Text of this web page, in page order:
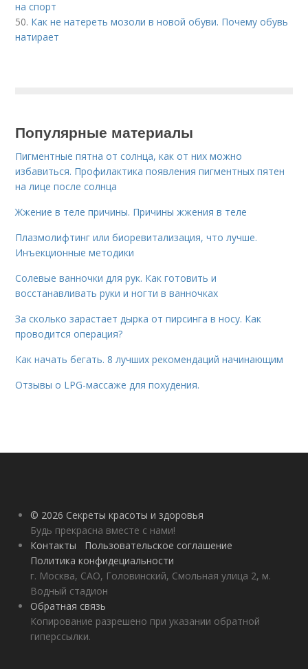
на спорт
50. Как не натереть мозоли в новой обуви. Почему обувь
натирает
Популярные материалы
Пигментные пятна от солнца, как от них можно
избавиться. Профилактика появления пигментных пятен
на лице после солнца
Жжение в теле причины. Причины жжения в теле
Плазмолифтинг или биоревитализация, что лучше.
Инъекционные методики
Солевые ванночки для рук. Как готовить и
восстанавливать руки и ногти в ванночках
За сколько зарастает дырка от пирсинга в носу. Как
проводится операция?
Как начать бегать. 8 лучших рекомендаций начинающим
Отзывы о LPG-массаже для похудения.
© 2026 Секреты красоты и здоровья
Будь прекрасна вместе с нами!
Контакты
Пользовательское соглашение
Политика конфидециальности
г. Москва, САО, Головинский, Смольная улица 2, м.
Водный стадион
Обратная связь
Копирование разрешено при указании обратной
гиперссылки.